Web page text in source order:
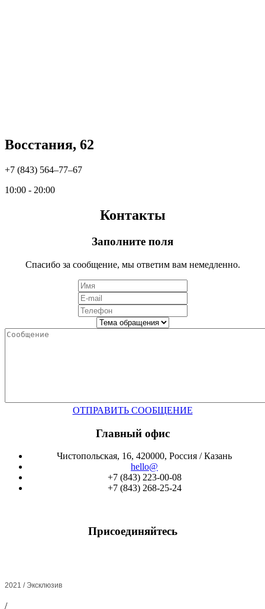
Восстания, 62
+7 (843) 564‒77‒67
10:00 - 20:00
Контакты
Заполните поля
Спасибо за сообщение, мы ответим вам немедленно.
ОТПРАВИТЬ СООБЩЕНИЕ
Главный офис
Чистопольская, 16, 420000, Россия / Казань
hello@
+7 (843) 223-00-08
+7 (843) 268-25-24
Присоединяйтесь
2021 / Эксклюзив
/